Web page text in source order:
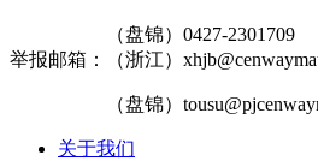
（盘锦）0427-2301709
举报邮箱：（浙江）
（盘锦）
关于我们